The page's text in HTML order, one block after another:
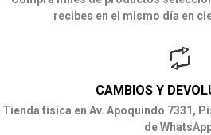
recibes en el mismo día en
CAMBIOS Y
Tienda física en Av. Apoquindo 7331,
de